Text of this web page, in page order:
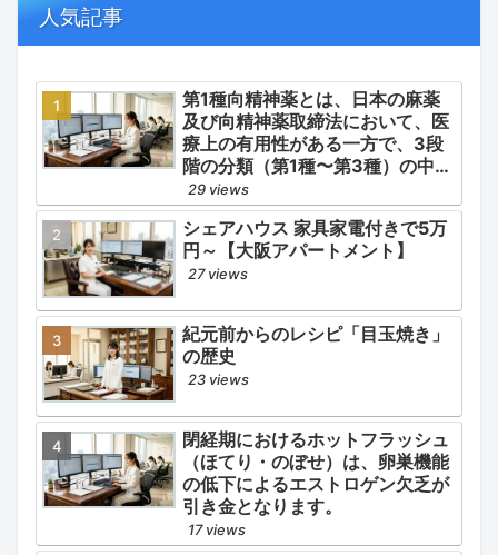
人気記事
第1種向精神薬とは、日本の麻薬
及び向精神薬取締法において、医
療上の有用性がある一方で、3段
階の分類（第1種〜第3種）の中で
最も医療用としての濫用の危険性
が高く、有害作用が強いとされる
医薬品です。
29 views
シェアハウス 家具家電付きで5万
円～【大阪アパートメント】
27 views
紀元前からのレシピ「目玉焼き」
の歴史
23 views
閉経期におけるホットフラッシュ
（ほてり・のぼせ）は、卵巣機能
の低下によるエストロゲン欠乏が
引き金となります。
17 views